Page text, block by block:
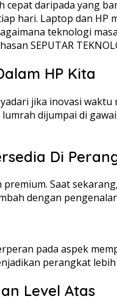
daripada yang
hari. Laptop dan
teknologi
SEPUTAR
HP Kita
jika inovasi
dijumpai di
Di
Saat
dengan
pada aspek
perangkat
Level Atas